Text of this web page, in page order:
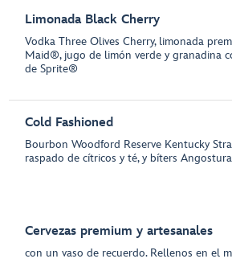
Limonada Black Cherry
Vodka Three Olives Cherry, limonada
Maid®, jugo de limón verde y granadina
de Sprite®
Cold Fashioned
Bourbon Woodford Reserve Kentucky
raspado de cítricos y té, y bíters Angostura
Cervezas premium y artesanales
con un vaso de recuerdo. Rellenos en el